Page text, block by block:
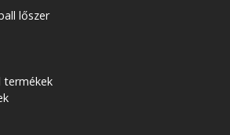
lőszer
termékek